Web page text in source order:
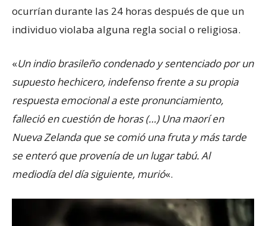
ocurrían durante las 24 horas después de que un
individuo violaba alguna regla social o religiosa.
«Un indio brasileño condenado y sentenciado por un
supuesto hechicero, indefenso frente a su propia
respuesta emocional a este pronunciamiento,
falleció en cuestión de horas (…) Una maorí en
Nueva Zelanda que se comió una fruta y más tarde
se enteró que provenía de un lugar tabú. Al
mediodía del día siguiente, murió«.